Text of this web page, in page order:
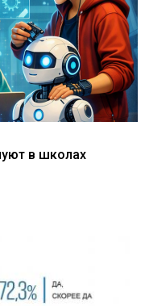
в школах